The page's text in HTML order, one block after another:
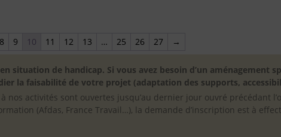
8 9 10 11 12 13 … 25 26 27 →
situation de handicap. Si vous avez besoin d’un aménagement
la faisabilité de votre projet (adaptation des supports,
nos activités sont ouvertes jusqu’au dernier jour ouvré précédant
(Afdas, France Travail…), la demande d’inscription est à